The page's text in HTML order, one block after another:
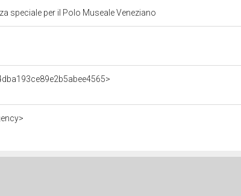
speciale per il Polo Museale Veneziano